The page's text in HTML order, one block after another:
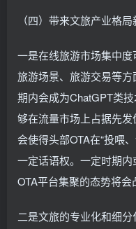
（四）带来文旅产业格
一是在线旅游市场集中
旅游场景、旅游交易等
期内会成为ChatGPT类
够在流量市场上占据先
会使得头部OTA在“投喂
一定话语权。一定时期
OTA平台集聚的态势将会
二是文旅的专业化和细